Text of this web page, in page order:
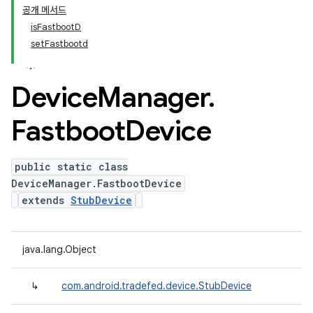
공개 메서드
isFastbootD
setFastbootd
DeviceManager.
FastbootDevice
public static class
DeviceManager.FastbootDevice
extends StubDevice
java.lang.Object
↳ com.android.tradefed.device.StubDevice